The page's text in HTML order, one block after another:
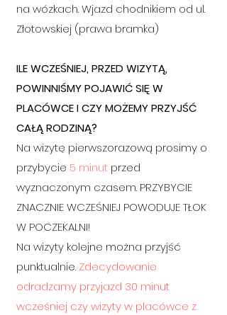
na wózkach. Wjazd chodnikiem od ul.
Złotowskiej (prawa bramka)
ILE WCZEŚNIEJ, PRZED WIZYTĄ,
POWINNIŚMY POJAWIĆ SIĘ W
PLACÓWCE I CZY MOŻEMY PRZYJŚĆ
CAŁĄ RODZINĄ?
Na wizytę pierwszorazową prosimy o
przybycie 5 minut przed
wyznaczonym czasem. PRZYBYCIE
ZNACZNIE WCZEŚNIEJ POWODUJE TŁOK
W POCZEKALNI!
Na wizyty kolejne można przyjść
punktualnie. Zdecydowanie
odradzamy przyjazd 30 minut
wcześniej czy wizyty w placówce z